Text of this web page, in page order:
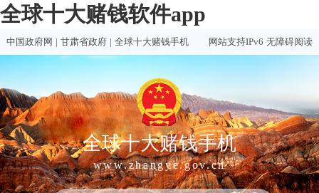
全球十大赌钱软件app
中国政府网 | 甘肃省政府 | 全球十大赌钱手机 网站支持IPv6 无障碍阅读
全球十大赌钱手机
www.zhangye.gov.cn